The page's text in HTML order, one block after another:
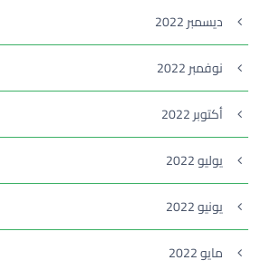
ديسمبر 2022
نوفمبر 2022
أكتوبر 2022
يوليو 2022
يونيو 2022
مايو 2022